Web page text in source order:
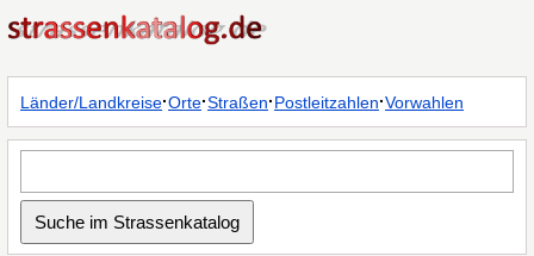
Länder/Landkreise·Orte·Straßen·Postleitzahlen·Vorwahlen